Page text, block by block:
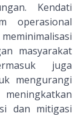
Kendati
operasional
masyarakat
juga
mengurangi
dan mitigasi